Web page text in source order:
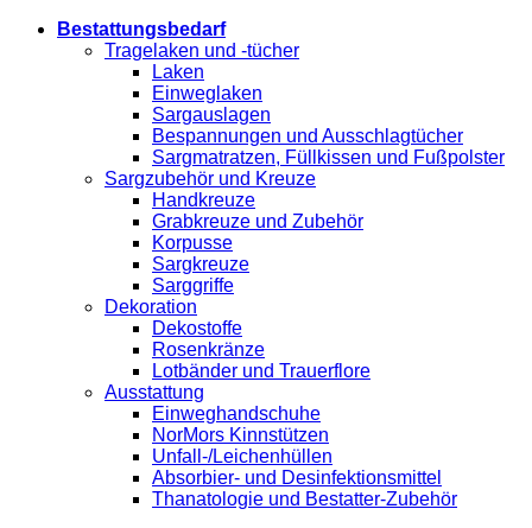
Bestattungsbedarf
Tragelaken und -tücher
Laken
Einweglaken
Sargauslagen
Bespannungen und Ausschlagtücher
Sargmatratzen, Füllkissen und Fußpolster
Sargzubehör und Kreuze
Handkreuze
Grabkreuze und Zubehör
Korpusse
Sargkreuze
Sarggriffe
Dekoration
Dekostoffe
Rosenkränze
Lotbänder und Trauerflore
Ausstattung
Einweghandschuhe
NorMors Kinnstützen
Unfall-/Leichenhüllen
Absorbier- und Desinfektionsmittel
Thanatologie und Bestatter-Zubehör